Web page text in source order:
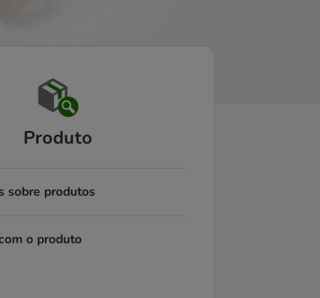
Produto
sobre produtos
o produto